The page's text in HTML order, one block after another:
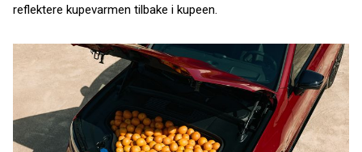
reflektere kupevarmen tilbake i kupeen.